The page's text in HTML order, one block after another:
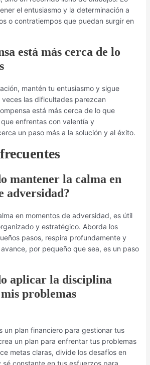
el entusiasmo y la determinación a
o contratiempos que puedan surgir en
está más cerca de lo
mantén tu entusiasmo y sigue
las dificultades parezcan
está más cerca de lo que
enfrentas con valentía y
un paso más a la solución y al éxito.
mantener la calma en
adversidad?
en momentos de adversidad, es útil
y estratégico. Aborda los
pasos, respira profundamente y
por pequeño que sea, es un paso
aplicar la disciplina
problemas
un plan financiero para gestionar tus
un plan para enfrentar tus problemas
metas claras, divide los desafíos en
sé constante en tus esfuerzos para